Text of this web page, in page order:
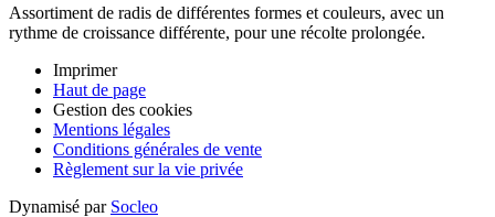
Assortiment de radis de différentes formes et couleurs, avec un
rythme de croissance différente, pour une récolte prolongée.
Imprimer
Haut de page
Gestion des cookies
Mentions légales
Conditions générales de vente
Règlement sur la vie privée
Dynamisé par Socleo